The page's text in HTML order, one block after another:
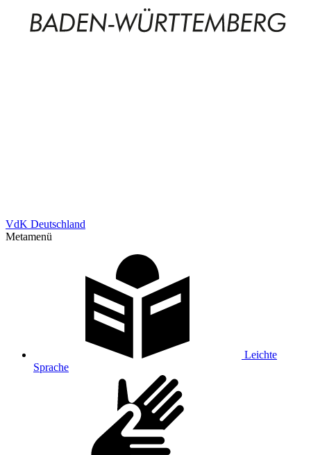
VdK Deutschland
Metamenü
Leichte
Sprache